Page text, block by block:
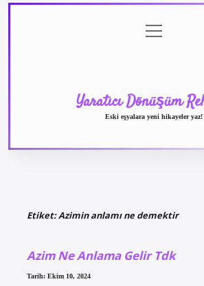
menüyü
aç
Yaratıcı Dönüşüm
Eski eşyalara yeni hikayeler yaz!
Etiket:Azimin anlamı ne demektir
Azim Ne Anlama Gelir Tdk
Tarih: Ekim 10, 2024